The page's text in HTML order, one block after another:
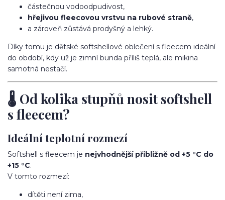
částečnou vodoodpudivost,
hřejivou fleecovou vrstvu na rubové straně,
a zároveň zůstává prodyšný a lehký.
Díky tomu je dětské softshellové oblečení s fleecem ideální
do období, kdy už je zimní bunda příliš teplá, ale mikina
samotná nestačí.
🌡️ Od kolika stupňů nosit softshell
s fleecem?
Ideální teplotní rozmezí
Softshell s fleecem je nejvhodnější přibližně od +5 °C do
+15 °C.
V tomto rozmezí:
dítěti není zima,